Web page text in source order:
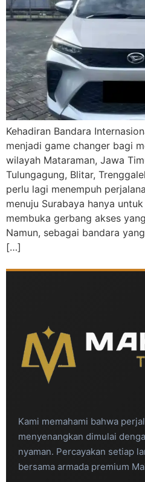
Kehadiran Bandara
menjadi game changer bagi
wilayah Mataraman, Jawa
Tulungagung, Blitar,
perlu lagi menempuh
menuju Surabaya hanya
membuka gerbang akses
Namun, sebagai bandara
[…]
Kami memahami bahwa
menyenangkan dimulai
nyaman. Percayakan setiap
bersama armada premium